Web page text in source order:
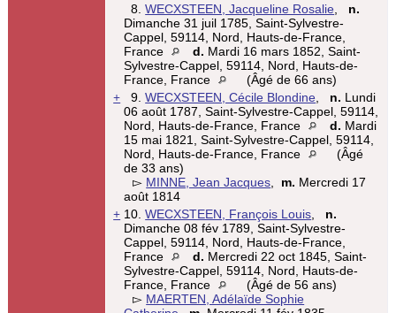
8.WECXSTEEN, Jacqueline Rosalie
n.
Dimanche 31 juil 1785, Saint-Sylvestre-
Cappel, 59114, Nord, Hauts-de-France,
France
d. Mardi 16 mars 1852, Saint-
Sylvestre-Cappel, 59114, Nord, Hauts-de-
France, France
(Âgé de 66 ans)
+ 9.WECXSTEEN, Cécile Blondine n. Lundi
06 août 1787, Saint-Sylvestre-Cappel, 59114,
Nord, Hauts-de-France, France
d. Mardi
15 mai 1821, Saint-Sylvestre-Cappel, 59114,
Nord, Hauts-de-France, France
(Âgé
de 33 ans)
▻ MINNE, Jean Jacques m. Mercredi 17
août 1814
+ 10.WECXSTEEN, François Louis
n.
Dimanche 08 fév 1789, Saint-Sylvestre-
Cappel, 59114, Nord, Hauts-de-France,
France
d. Mercredi 22 oct 1845, Saint-
Sylvestre-Cappel, 59114, Nord, Hauts-de-
France, France
(Âgé de 56 ans)
▻ MAERTEN, Adélaïde Sophie